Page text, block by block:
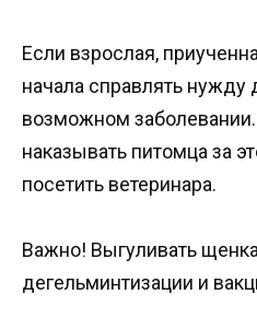
Если взрослая,
начала справлять нужду
возможном заболевании.
наказывать питомца за
посетить ветеринара.
Важно! Выгуливать
дегельминтизации и